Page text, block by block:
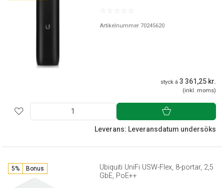
Artikelnummer 70245620
styck á 3 361,25 kr.
(inkl. moms)
Leverans: Leveransdatum undersöks
5% Bonus
Ubiquiti UniFi USW-Flex, 8-portar, 2,5
GbE, PoE++